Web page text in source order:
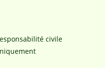
civile